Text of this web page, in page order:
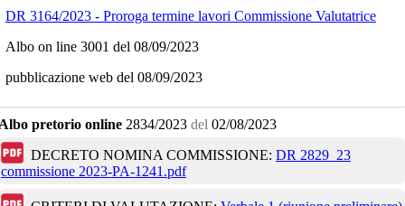
DR 3164/2023 - Proroga termine lavori Commissione Valutatrice
Albo on line 3001 del 08/09/2023
pubblicazione web del 08/09/2023
pretorio online 2834/2023 del 02/08/2023
DECRETO NOMINA COMMISSIONE: DR 2829_23
commissione 2023-PA-1241.pdf